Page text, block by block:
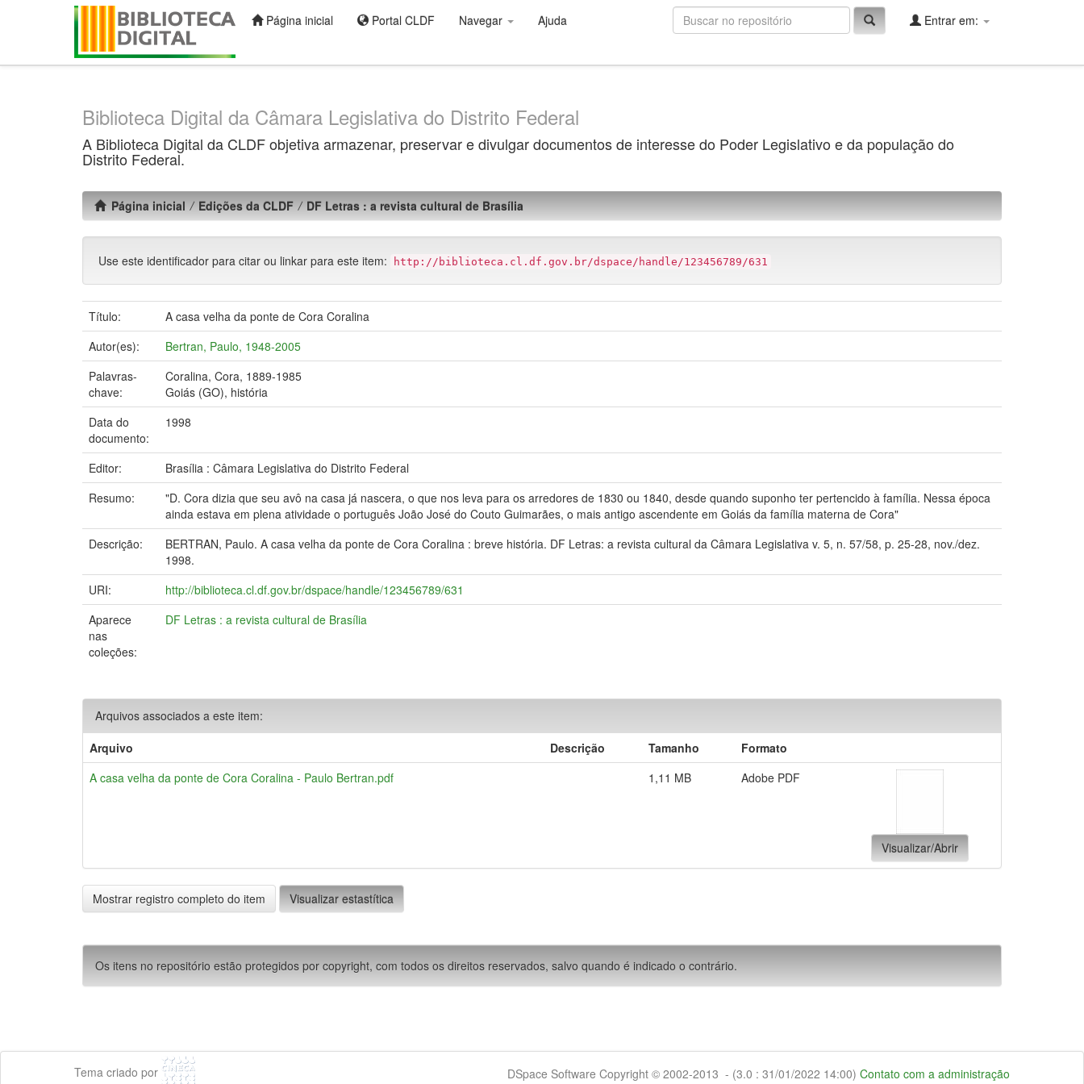
Página inicial Portal CLDF Navegar Ajuda Entrar em:
Biblioteca Digital da Câmara Legislativa do Distrito Federal
A Biblioteca Digital da CLDF objetiva armazenar, preservar e divulgar documentos de interesse do Poder Legislativo e da população do
Distrito Federal.
Página inicial Edições da CLDF DF Letras : a revista cultural de Brasília
Use este identificador para citar ou linkar para este item: http://biblioteca.cl.df.gov.br/dspace/handle/123456789/631
Título:
A casa velha da ponte de Cora Coralina
Autor(es):
Bertran, Paulo, 1948-2005
Palavras-
chave:
Coralina, Cora, 1889-1985
Goiás (GO), história
Data do
documento:
1998
Editor:
Brasília : Câmara Legislativa do Distrito Federal
Resumo:
"D. Cora dizia que seu avô na casa já nascera, o que nos leva para os arredores de 1830 ou 1840, desde quando suponho ter pertencido à família. Nessa época
ainda estava em plena atividade o português João José do Couto Guimarães, o mais antigo ascendente em Goiás da família materna de Cora"
Descrição:
BERTRAN, Paulo. A casa velha da ponte de Cora Coralina : breve história. DF Letras: a revista cultural da Câmara Legislativa v. 5, n. 57/58, p. 25-28, nov./dez.
1998.
URI:
http://biblioteca.cl.df.gov.br/dspace/handle/123456789/631
Aparece
nas
coleções:
DF Letras : a revista cultural de Brasília
Arquivos associados a este item:
Arquivo
Descrição Tamanho
Formato
A casa velha da ponte de Cora Coralina - Paulo Bertran.pdf
1,11 MB Adobe PDF
Visualizar/Abrir
Mostrar registro completo do item Visualizar estastítica
Os itens no repositório estão protegidos por copyright, com todos os direitos reservados, salvo quando é indicado o contrário.
Tema criado por DSpace Software Copyright © 2002-2013 - (3.0 : 31/01/2022 14:00) Contato com a administração